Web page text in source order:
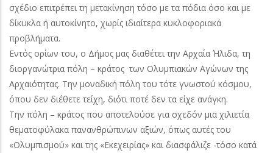
σχέδιο επιτρέπει τη μετακίνηση τόσο με τα πόδια όσο και με
δίκυκλα ή αυτοκίνητο, χωρίς ιδιαίτερα κυκλοφοριακά
προβλήματα.
Εντός ορίων του, ο Δήμος μας διαθέτει την Αρχαία Ήλιδα, τη
διοργανώτρια πόλη – κράτος των Ολυμπιακών Αγώνων της
Αρχαιότητας. Την μοναδική πόλη του τότε γνωστού κόσμου,
όπου δεν διέθετε τείχη, διότι ποτέ δεν τα είχε ανάγκη.
Την πόλη – κράτος που αποτελούσε για σχεδόν μια χιλιετία
θεματοφύλακα πανανθρώπινων αξιών, όπως αυτές του
«Ολυμπισμού» και της «Εκεχειρίας» και διασφάλιζε -τόσο κατά